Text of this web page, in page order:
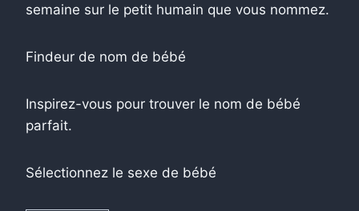
semaine sur le petit humain que vous nommez.
Findeur de nom de bébé
Inspirez-vous pour trouver le nom de bébé
parfait.
Sélectionnez le sexe de bébé